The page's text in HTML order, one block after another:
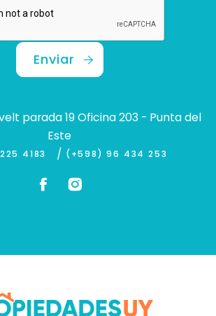
Enviar
parada 19 Oficina 203 - Punta del
Este
4183 / (+598) 96 434 253